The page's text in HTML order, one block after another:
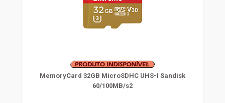
MemoryCard 32GB MicroSDHC UHS-I Sandisk
60/100MB/s2